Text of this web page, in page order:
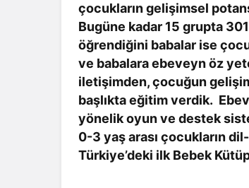
çocukların gelişimsel
Bugüne kadar 15 grupta
öğrendiğini babalar ise
ve babalara ebeveyn öz
iletişimden, çocuğun
başlıkta eğitim verdik.
yönelik oyun ve destek
0-3 yaş arası çocukların
Türkiye’deki ilk Bebek